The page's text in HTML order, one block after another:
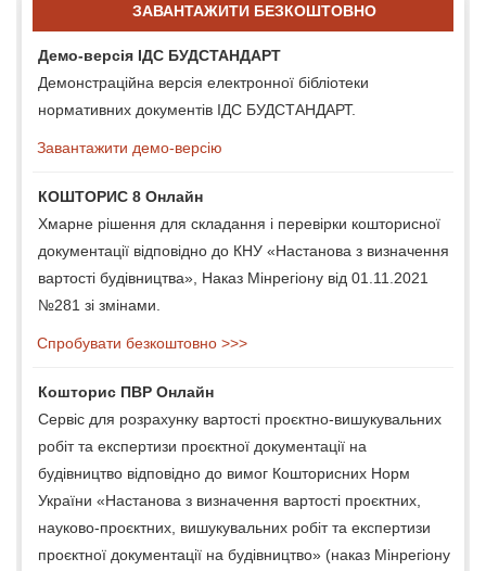
ЗАВАНТАЖИТИ БЕЗКОШТОВНО
Демо-версія ІДС БУДСТАНДАРТ
Демонстраційна версія електронної бібліотеки
нормативних документів ІДС БУДСТАНДАРТ.
Завантажити демо-версію
КОШТОРИС 8 Онлайн
Хмарне рішення для складання і перевірки кошторисної
документації відповідно до КНУ «Настанова з визначення
вартості будівництва», Наказ Мінрегіону від 01.11.2021
№281 зі змінами.
Спробувати безкоштовно >>>
Кошторис ПВР Онлайн
Сервіс для розрахунку вартості проєктно-вишукувальних
робіт та експертизи проєктної документації на
будівництво відповідно до вимог Кошторисних Норм
України «Настанова з визначення вартості проєктних,
науково-проєктних, вишукувальних робіт та експертизи
проєктної документації на будівництво» (наказ Мінрегіону